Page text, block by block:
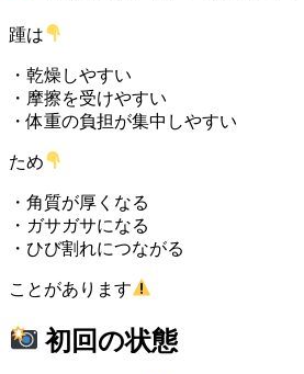
踵は
・乾燥しやすい
・摩擦を受けやすい
・体重の負担が集中しやすい
ため
・角質が厚くなる
・ガサガサになる
・ひび割れにつながる
ことがあります
初回の状態